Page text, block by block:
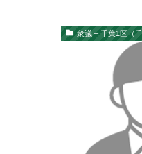
衆議 – 千葉1区（